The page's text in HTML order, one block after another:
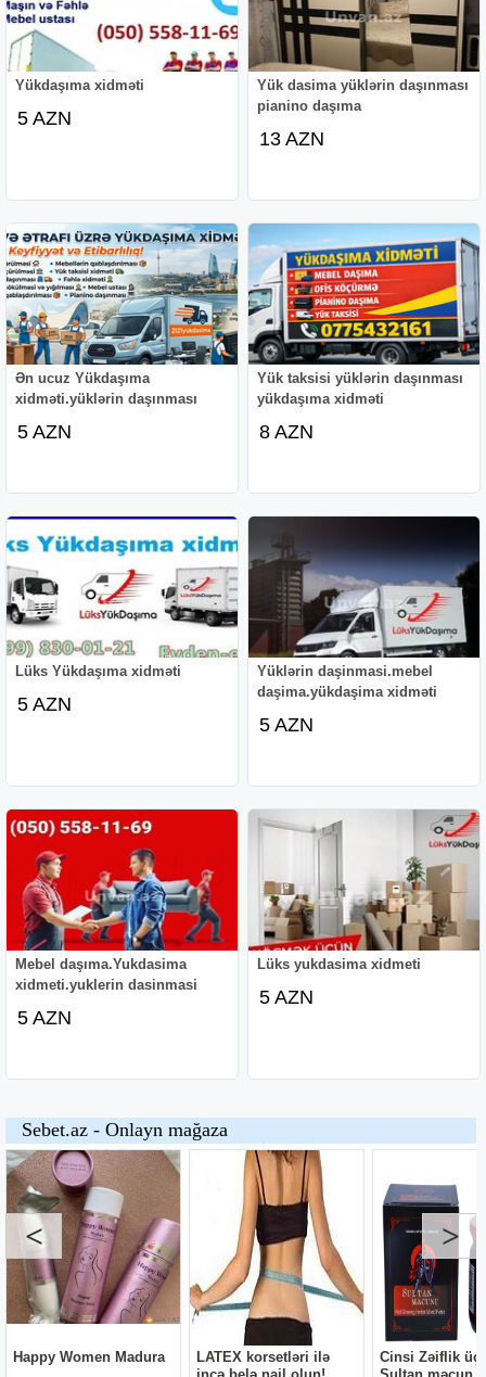
Yükdaşıma xidməti
5 AZN
Yük dasima yüklərin daşınması
pianino daşıma
13 AZN
Ən ucuz Yükdaşıma
xidməti.yüklərin daşınması
5 AZN
Yük taksisi yüklərin daşınması
yükdaşıma xidməti
8 AZN
Lüks Yükdaşıma xidməti
5 AZN
Yüklərin daşinmasi.mebel
daşima.yükdaşima xidməti
5 AZN
Mebel daşıma.Yukdasima
xidmeti.yuklerin dasinmasi
5 AZN
Lüks yukdasima xidmeti
5 AZN